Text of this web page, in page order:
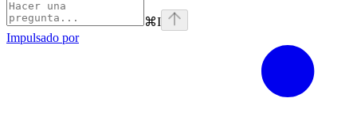
⌘I
Impulsado por